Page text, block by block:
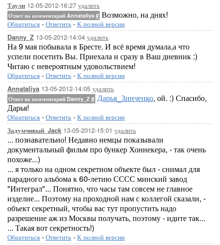
Таули 12-05-2012-16:27 удалить
Ответ на комментарий Annataliya # Возможно, на днях!
Обратиться - Ответить - К полной версии
Danny_Z 13-05-2012-14:04 удалить
На 9 мая побывала в Бресте. И всё время думала,а что
успели посетить Вы. Приехала и сразу в Ваш дневник :)
Читаю с невероятным удовольствием!
Обратиться - Ответить - К полной версии
Annataliya 13-05-2012-14:05 удалить
Ответ на комментарий Danny_Z # Дарья_Зинченко, ой. :) Спасибо,
Дарья!
Обратиться - Ответить - К полной версии
Задумчивый_Jack 13-05-2012-15:01 удалить
... познавательно! Недавно немцы показывали
документальный фильм про бункер Хоннекера, - так очень
похоже...)
... я только на одном секретном объекте был - снимал для
парадного альбома к 60-летию СССС минский завод
"Интеграл"... Понятно, что часы там совсем не главное
изделие... Поэтому на проходной нам с коллегой сказали, -
объект секретный, чтобы вас тут пропустить надо
разрешение аж из Москвы получать, поэтому - идите так...
... Такая вот секретность!)
Обратиться - Ответить - К полной версии